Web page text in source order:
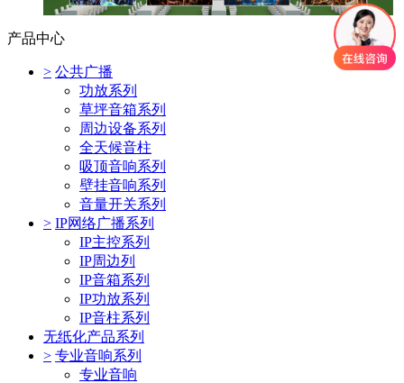
产品中心
> 公共广播
功放系列
草坪音箱系列
周边设备系列
全天候音柱
吸顶音响系列
壁挂音响系列
音量开关系列
> IP网络广播系列
IP主控系列
IP周边列
IP音箱系列
IP功放系列
IP音柱系列
无纸化产品系列
> 专业音响系列
专业音响